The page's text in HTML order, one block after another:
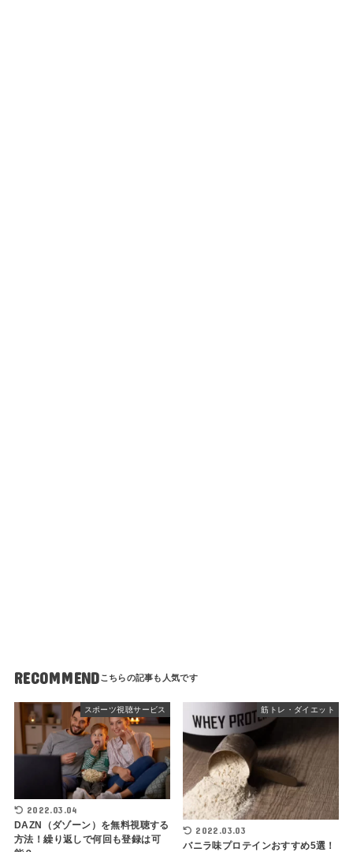
RECOMMEND
スポーツ視聴サービス
2022.03.04
DAZN（ダゾーン）を無料視聴する
方法！繰り返しで何回も登録は可
筋トレ・ダイエット
2022.03.03
バニラ味プロテインおすすめ5選！